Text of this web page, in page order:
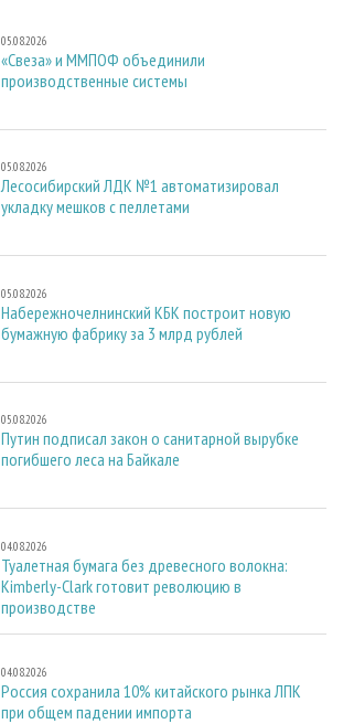
05.08.2026
«Свеза» и ММПОФ объединили
производственные системы
05.08.2026
Лесосибирский ЛДК №1 автоматизировал
укладку мешков с пеллетами
05.08.2026
Набережночелнинский КБК построит новую
бумажную фабрику за 3 млрд рублей
05.08.2026
Путин подписал закон о санитарной вырубке
погибшего леса на Байкале
04.08.2026
Туалетная бумага без древесного волокна:
Kimberly-Clark готовит революцию в
производстве
04.08.2026
Россия сохранила 10% китайского рынка ЛПК
при общем падении импорта